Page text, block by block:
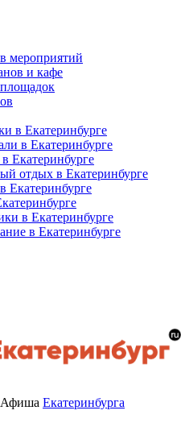
мероприятий
и кафе
в Екатеринбурге
в Екатеринбурге
Екатеринбурге
отдых в Екатеринбурге
Екатеринбурге
в Екатеринбурге
в Екатеринбурге
Афиша Екатеринбурга